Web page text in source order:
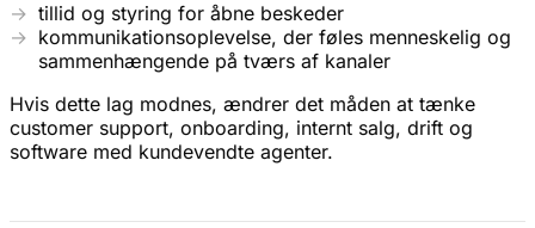
tillid og styring for åbne beskeder
kommunikationsoplevelse, der føles menneskelig og
sammenhængende på tværs af kanaler
Hvis dette lag modnes, ændrer det måden at tænke
customer support, onboarding, internt salg, drift og
software med kundevendte agenter.